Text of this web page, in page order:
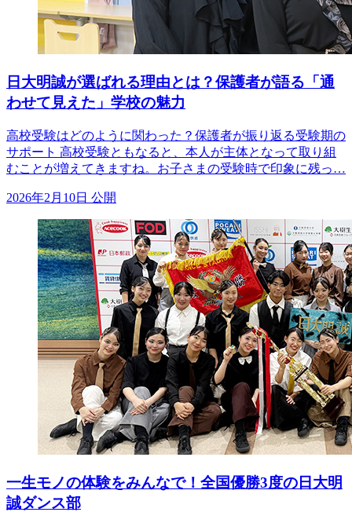
日大明誠が選ばれる理由とは？保護者が語る「通
わせて見えた」学校の魅力
高校受験はどのように関わった？保護者が振り返る受験期の
サポート 高校受験ともなると、本人が主体となって取り組
むことが増えてきますね。お子さまの受験時で印象に残っ…
2026年2月10日 公開
一生モノの体験をみんなで！全国優勝3度の日大明
誠ダンス部